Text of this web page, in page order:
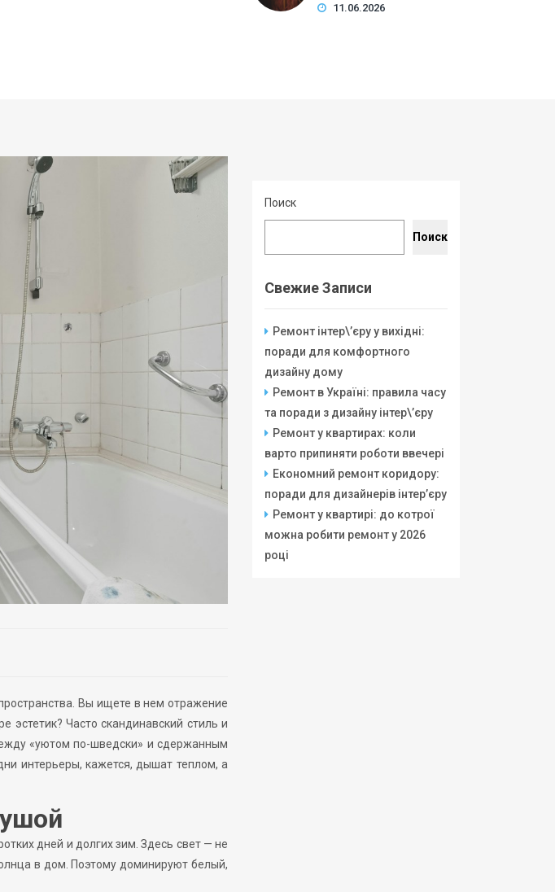
11.06.2026
Вы ищете в нем отражение
эстетик? Часто скандинавский стиль и
«уютом по-шведски» и сдержанным
интерьеры, кажется, дышат теплом, а
дней и долгих зим. Здесь свет — не
в дом. Поэтому доминируют белый,
Поиск
Поиск
Свежие Записи
Ремонт інтер\’єру у вихідні:
поради для комфортного
дизайну дому
Ремонт в Україні: правила часу
та поради з дизайну інтер\’єру
Ремонт у квартирах: коли
варто припиняти роботи ввечері
Економний ремонт коридору:
поради для дизайнерів інтер’єру
Ремонт у квартирі: до котрої
можна робити ремонт у 2026
році